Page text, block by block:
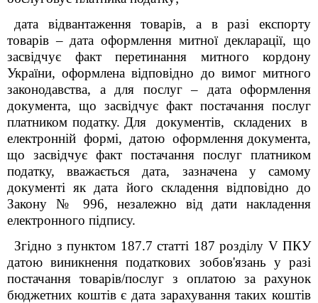
дата відвантаження товарів, а в разі експорту
товарів – дата оформлення митної декларації, що
засвідчує факт перетинання митного кордону
України, оформлена відповідно до вимог митного
законодавства, а для послуг – дата оформлення
документа, що засвідчує факт постачання послуг
платником податку. Для документів, складених в
електронній формі, датою оформлення документа,
що засвідчує факт постачання послуг платником
податку, вважається дата, зазначена у самому
документі як дата його складення відповідно до
Закону № 996, незалежно від дати накладення
електронного підпису.
Згідно з пунктом 187.7 статті 187 розділу V ПКУ
датою виникнення податкових зобов'язань у разі
постачання товарів/послуг з оплатою за рахунок
бюджетних коштів є дата зарахування таких коштів